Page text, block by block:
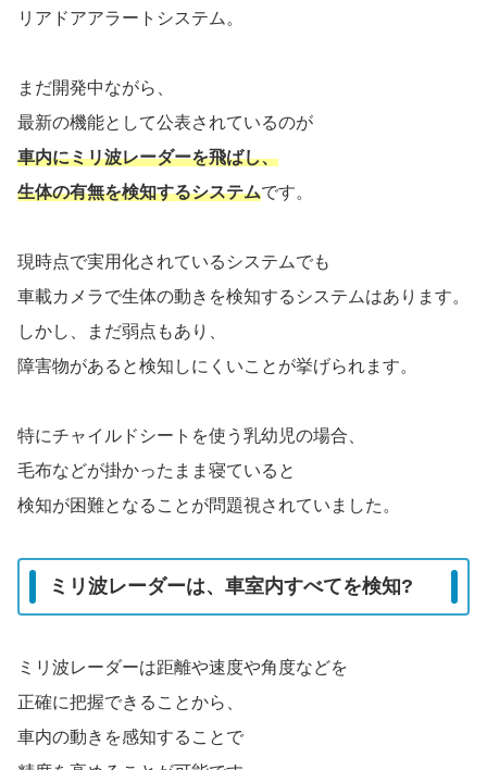
リアドアアラートシステム。
まだ開発中ながら、
最新の機能として公表されているのが
車内にミリ波レーダーを飛ばし、
生体の有無を検知するシステムです。
現時点で実用化されているシステムでも
車載カメラで生体の動きを検知するシステムはあります。
しかし、まだ弱点もあり、
障害物があると検知しにくいことが挙げられます。
特にチャイルドシートを使う乳幼児の場合、
毛布などが掛かったまま寝ていると
検知が困難となることが問題視されていました。
ミリ波レーダーは、車室内すべてを検知?
ミリ波レーダーは距離や速度や角度などを
正確に把握できることから、
車内の動きを感知することで